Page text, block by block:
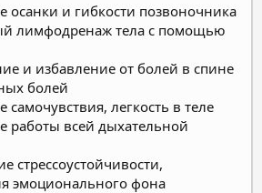
осанки и гибкости позвоночника
лимфодренаж тела с помощью
и избавление от болей в спине
болей
легкость в теле
работы всей дыхательной
стрессоустойчивости,
эмоционального фона